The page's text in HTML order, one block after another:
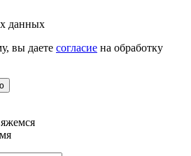
данных
вы даете согласие на обработку